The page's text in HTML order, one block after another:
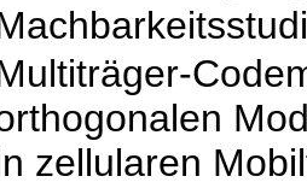
zellularen